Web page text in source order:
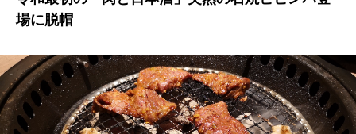
場に脱帽